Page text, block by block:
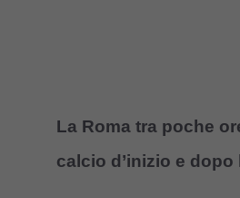
La Roma tra poche
calcio d’inizio e